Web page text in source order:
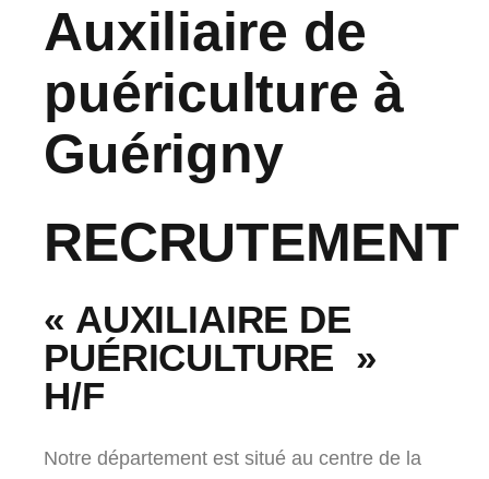
Auxiliaire de
puériculture à
Guérigny
RECRUTEMENT
« AUXILIAIRE DE
PUÉRICULTURE »
H/F
Notre département est situé au centre de la